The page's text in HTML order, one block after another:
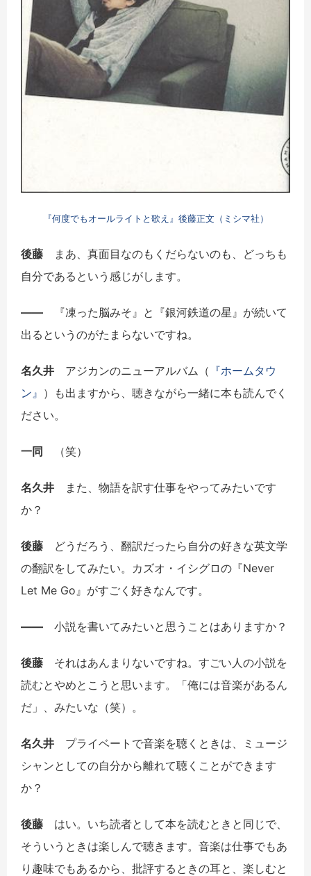
『何度でもオールライトと歌え』後藤正文（ミシマ社）
後藤 まあ、真面目なのもくだらないのも、どっちも
自分であるという感じがします。
―― 『凍った脳みそ』と『銀河鉄道の星』が続いて
出るというのがたまらないですね。
名久井 アジカンのニューアルバム（ 『ホームタウ
ン』 ）も出ますから、聴きながら一緒に本も読んでく
ださい。
一同 （笑）
名久井 また、物語を訳す仕事をやってみたいです
か？
後藤 どうだろう、翻訳だったら自分の好きな英文学
の翻訳をしてみたい。カズオ・イシグロの『Never
Let Me Go』がすごく好きなんです。
―― 小説を書いてみたいと思うことはありますか？
後藤 それはあんまりないですね。すごい人の小説を
読むとやめとこうと思います。「俺には音楽があるん
だ」、みたいな（笑）。
名久井 プライベートで音楽を聴くときは、ミュージ
シャンとしての自分から離れて聴くことができます
か？
後藤 はい。いち読者として本を読むときと同じで、
そういうときは楽しんで聴きます。音楽は仕事でもあ
り趣味でもあるから、批評するときの耳と、楽しむと